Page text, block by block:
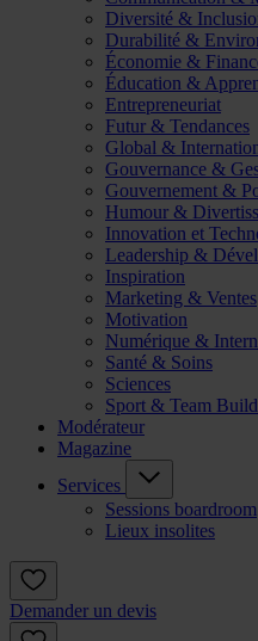
Diversité &
Durabilité &
Économie &
Éducation &
Entrepreneuriat
Futur & Tendances
Global &
Gouvernance &
Gouvernement &
Humour &
Innovation et
Leadership &
Inspiration
Marketing & Ventes
Motivation
Numérique &
Santé & Soins
Sciences
Sport & Team
Modérateur
Magazine
Services
Sessions boardroom
Lieux insolites
Demander un devis